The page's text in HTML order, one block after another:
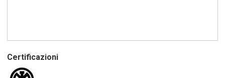
Certificazioni